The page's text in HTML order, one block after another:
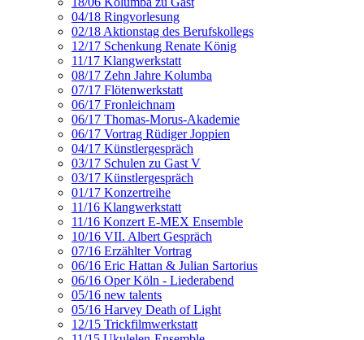
04/18 Ringvorlesung
02/18 Aktionstag des Berufskollegs
12/17 Schenkung Renate König
11/17 Klangwerkstatt
08/17 Zehn Jahre Kolumba
07/17 Flötenwerkstatt
06/17 Fronleichnam
06/17 Thomas-Morus-Akademie
06/17 Vortrag Rüdiger Joppien
04/17 Künstlergespräch
03/17 Schulen zu Gast V
03/17 Künstlergespräch
01/17 Konzertreihe
11/16 Klangwerkstatt
11/16 Konzert E-MEX Ensemble
10/16 VII. Albert Gespräch
07/16 Erzählter Vortrag
06/16 Eric Hattan & Julian Sartorius
06/16 Oper Köln - Liederabend
05/16 new talents
05/16 Harvey Death of Light
12/15 Trickfilmwerkstatt